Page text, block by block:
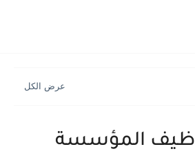
المؤسسة